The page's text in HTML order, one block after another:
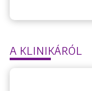
A KLINIKÁRÓL